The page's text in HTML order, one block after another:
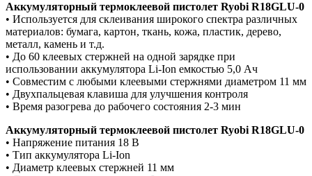
Аккумуляторный термоклеевой пистолет Ryobi R18GLU-0
• Используется для склеивания широкого спектра различных
материалов: бумага, картон, ткань, кожа, пластик, дерево,
металл, камень и т.д.
• До 60 клеевых стержней на одной зарядке при
использовании аккумулятора Li-Ion емкостью 5,0 Ач
• Совместим с любыми клеевыми стержнями диаметром 11 мм
• Двухпальцевая клавиша для улучшения контроля
• Время разогрева до рабочего состояния 2-3 мин
Аккумуляторный термоклеевой пистолет Ryobi R18GLU-0
• Напряжение питания 18 В
• Тип аккумулятора Li-Ion
• Диаметр клеевых стержней 11 мм